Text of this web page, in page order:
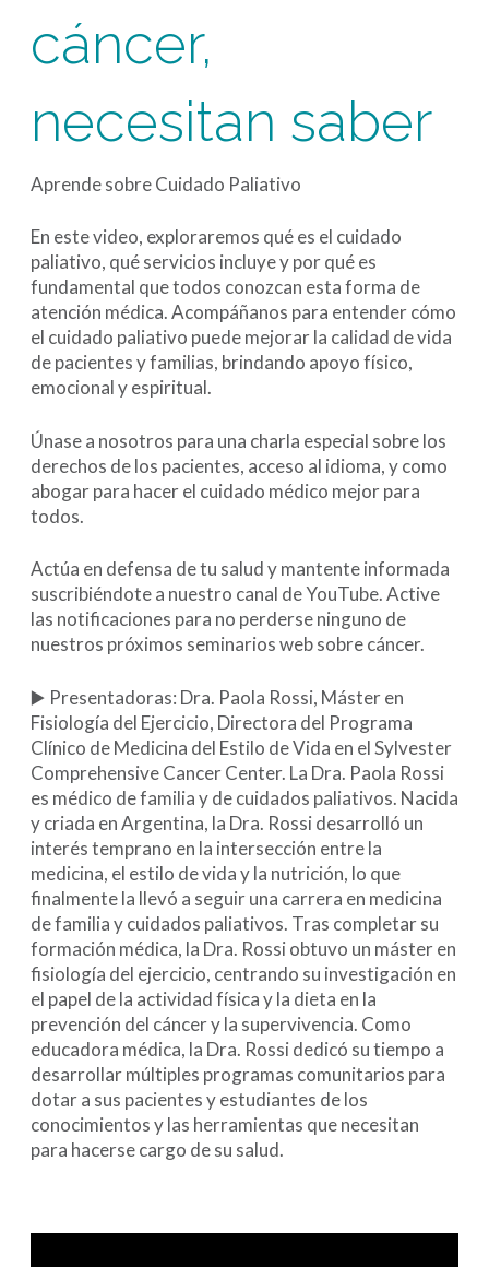
cáncer,
necesitan saber
Aprende sobre Cuidado Paliativo
En este video, exploraremos qué es el cuidado
paliativo, qué servicios incluye y por qué es
fundamental que todos conozcan esta forma de
atención médica. Acompáñanos para entender cómo
el cuidado paliativo puede mejorar la calidad de vida
de pacientes y familias, brindando apoyo físico,
emocional y espiritual.
Únase a nosotros para una charla especial sobre los
derechos de los pacientes, acceso al idioma, y como
abogar para hacer el cuidado médico mejor para
todos.
Actúa en defensa de tu salud y mantente informada
suscribiéndote a nuestro canal de YouTube. Active
las notificaciones para no perderse ninguno de
nuestros próximos seminarios web sobre cáncer.
▶️ Presentadoras: Dra. Paola Rossi, Máster en
Fisiología del Ejercicio, Directora del Programa
Clínico de Medicina del Estilo de Vida en el Sylvester
Comprehensive Cancer Center. La Dra. Paola Rossi
es médico de familia y de cuidados paliativos. Nacida
y criada en Argentina, la Dra. Rossi desarrolló un
interés temprano en la intersección entre la
medicina, el estilo de vida y la nutrición, lo que
finalmente la llevó a seguir una carrera en medicina
de familia y cuidados paliativos. Tras completar su
formación médica, la Dra. Rossi obtuvo un máster en
fisiología del ejercicio, centrando su investigación en
el papel de la actividad física y la dieta en la
prevención del cáncer y la supervivencia. Como
educadora médica, la Dra. Rossi dedicó su tiempo a
desarrollar múltiples programas comunitarios para
dotar a sus pacientes y estudiantes de los
conocimientos y las herramientas que necesitan
para hacerse cargo de su salud.